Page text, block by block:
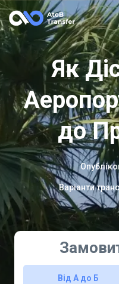
Як
до
Варіанти
Від А до Б